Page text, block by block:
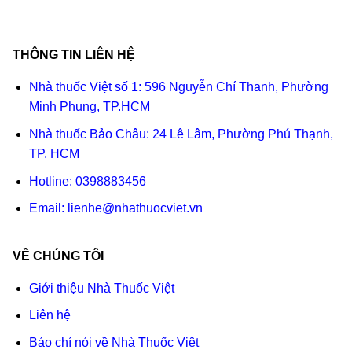
THÔNG TIN LIÊN HỆ
Nhà thuốc Việt số 1: 596 Nguyễn Chí Thanh, Phường
Minh Phụng, TP.HCM
Nhà thuốc Bảo Châu: 24 Lê Lâm, Phường Phú Thạnh,
TP. HCM
Hotline: 0398883456
Email: lienhe@nhathuocviet.vn
VỀ CHÚNG TÔI
Giới thiệu Nhà Thuốc Việt
Liên hệ
Báo chí nói về Nhà Thuốc Việt